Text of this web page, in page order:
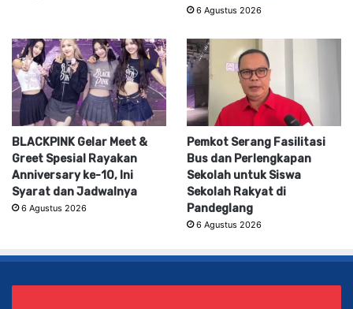
6 Agustus 2026
BLACKPINK Gelar Meet &
Greet Spesial Rayakan
Anniversary ke-10, Ini
Syarat dan Jadwalnya
6 Agustus 2026
Pemkot Serang Fasilitasi
Bus dan Perlengkapan
Sekolah untuk Siswa
Sekolah Rakyat di
Pandeglang
6 Agustus 2026